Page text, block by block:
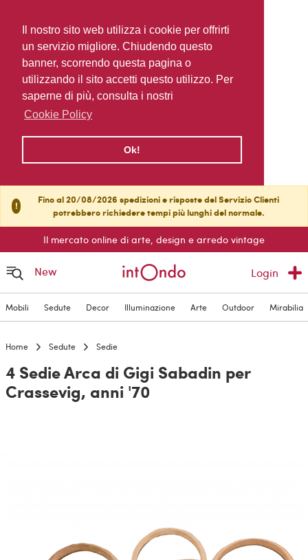
Il nostro sito web utilizza i cookie per offrirti
un servizio migliore. Chiudendo questo
banner, scorrendo questa pagina o
utilizzando il sito accetti questo utilizzo. Per
saperne di più, consulta i nostri
Cookie Policy
Ok!
!
Fino al 20/08/2026 spedizioni e risposte del Servizio Clienti
potrebbero richiedere tempi più lunghi del normale.
Il mercato online di arte, design e arredo vintage
New Login
Mobili Sedute Decor Illuminazione Arte Outdoor Mirabilia
Home Sedute Sedie
4 Sedie Arca di Gigi Sabadin per
Crassevig, anni '70